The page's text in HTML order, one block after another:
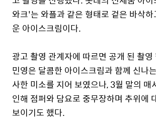
와크'는 와플과 같은 형태로 겉은 바삭하
운 아이스크림이다.
광고 촬영 관계자에 따르면 공개 된 촬영
민영은 달콤한 아이스크림과 함께 신나
사한 미소를 지어 보였으나, 3월 말의 매
인해 점퍼와 담요로 중무장하며 추위에
보이기도 했다.